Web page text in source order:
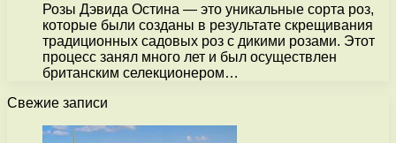
Розы Дэвида Остина — это уникальные сорта роз,
которые были созданы в результате скрещивания
традиционных садовых роз с дикими розами. Этот
процесс занял много лет и был осуществлен
британским селекционером…
Свежие записи